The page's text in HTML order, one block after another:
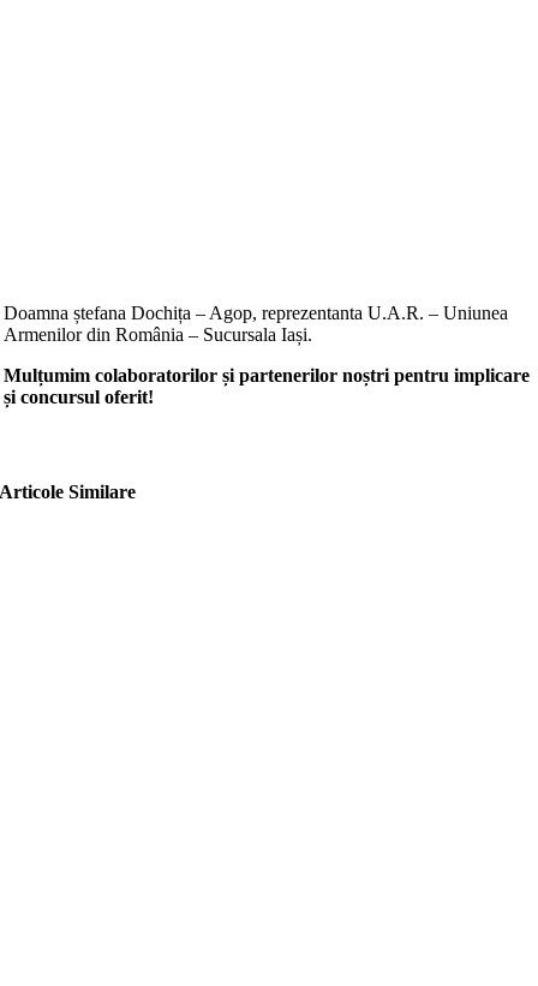
Doamna ștefana Dochița – Agop, reprezentanta U.A.R. – Uniunea
Armenilor din România – Sucursala Iași.
Mulțumim colaboratorilor și partenerilor noștri pentru implicare
și concursul oferit!
Articole Similare